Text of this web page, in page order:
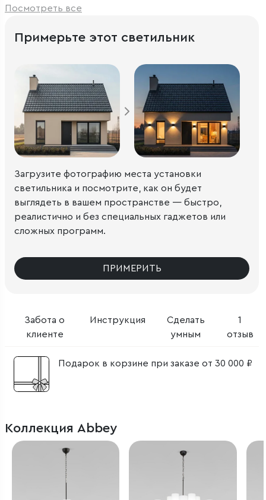
Посмотреть все
Забота о
клиенте
Инструкция
Сделать
умным
1
отзыв
Подарок в корзине при заказе от 30 000 ₽
Примерьте этот светильник
Загрузите фотографию места установки
светильника и посмотрите, как он будет
выглядеть в вашем пространстве — быстро,
реалистично и без специальных гаджетов или
сложных программ.
ПРИМЕРИТЬ
Коллекция Abbey